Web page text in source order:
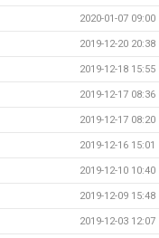
2020-01-07 09:00
2019-12-20 20:38
2019-12-18 15:55
2019-12-17 08:36
2019-12-17 08:20
2019-12-16 15:01
2019-12-10 10:40
2019-12-09 15:48
2019-12-03 12:07